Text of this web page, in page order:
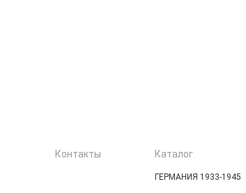
Контакты Каталог
ГЕРМАНИЯ 1933-1945